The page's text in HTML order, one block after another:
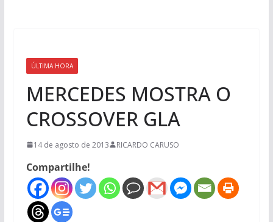
ÚLTIMA HORA
MERCEDES MOSTRA O
CROSSOVER GLA
14 de agosto de 2013 RICARDO CARUSO
Compartilhe!